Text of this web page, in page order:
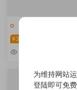
¥30
AE STARDUST
条模板下载
为维持网站
登陆即可免